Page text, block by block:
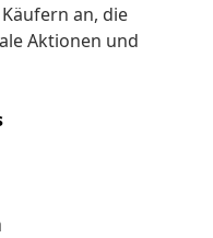
an, die
Aktionen und